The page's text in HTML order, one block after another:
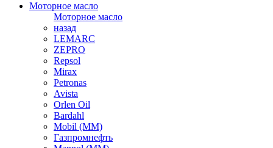
Моторное масло
Моторное масло
назад
LEMARC
ZEPRO
Repsol
Mirax
Petronas
Avista
Orlen Oil
Bardahl
Mobil (ММ)
Газпромнефть